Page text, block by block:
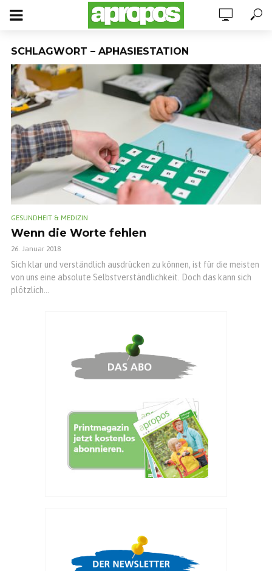
SCHLAGWORT – APHASIESTATION
GESUNDHEIT & MEDIZIN
Wenn die Worte fehlen
26. Januar 2018
Sich klar und verständlich ausdrücken zu können, ist für die meisten
von uns eine absolute Selbstverständlichkeit. Doch das kann sich
plötzlich...